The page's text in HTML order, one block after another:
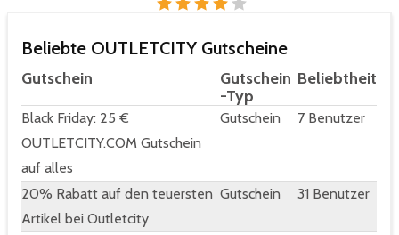
Beliebte OUTLETCITY Gutscheine
Gutschein
Gutschein
-Typ
Beliebtheit
Black Friday: 25 €
OUTLETCITY.COM Gutschein
auf alles
Gutschein 7 Benutzer
20% Rabatt auf den teuersten
Artikel bei Outletcity
Gutschein 31 Benutzer